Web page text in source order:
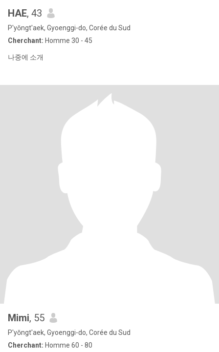
HAE, 43
P'yŏngt'aek, Gyoenggi-do, Corée du Sud
Cherchant: Homme 30 - 45
나중에 소개
Mimi, 55
P'yŏngt'aek, Gyoenggi-do, Corée du Sud
Cherchant: Homme 60 - 80